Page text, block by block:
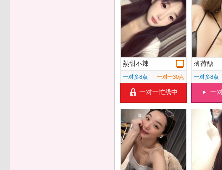
熱甜不辣
一对多8点 一对一30点
一对一忙线中
薄荷醣
一对多8点
一